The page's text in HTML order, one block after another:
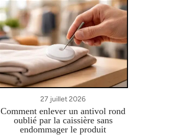
27 juillet 2026
Comment enlever un antivol rond
oublié par la caissière sans
endommager le produit